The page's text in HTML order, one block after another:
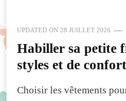
UPDATED ON 28 JUILLET 2026
Habiller sa petite
styles et de
Choisir les vêtements